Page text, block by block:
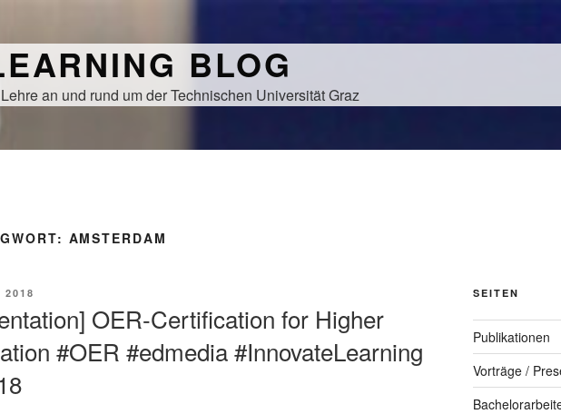
BLOG
an und rund um der Technischen Universität Graz
AMSTERDAM
2018
OER-Certification for Higher
#OER #edmedia #InnovateLearning
SEITEN
Publikationen
Vorträge /